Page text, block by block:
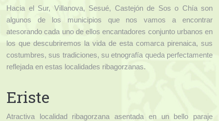
Tarifas
Contacto
Hacia el Sur, Villanova, Sesué, Castejón de Sos o Chía son
algunos de los municipios que nos vamos a encontrar
atesorando cada uno de ellos encantadores conjunto urbanos en
los que descubriremos la vida de esta comarca pirenaica, sus
costumbres, sus tradiciones, su etnografía queda perfectamente
reflejada en estas localidades ribagorzanas.
Eriste
Atractiva localidad ribagorzana asentada en un bello paraje